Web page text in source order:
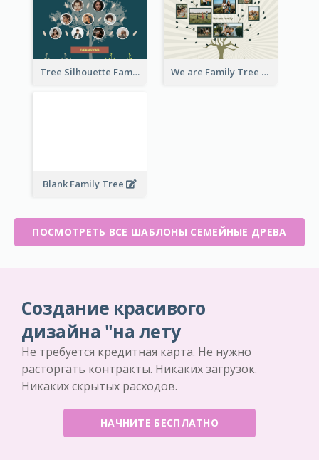
Tree Silhouette Family Tree We are Family Tree
Blank Family Tree
ПОСМОТРЕТЬ ВСЕ ШАБЛОНЫ СЕМЕЙНЫЕ ДРЕВА
Создание красивого
дизайна "на лету
Не требуется кредитная карта. Не нужно
расторгать контракты. Никаких загрузок.
Никаких скрытых расходов.
НАЧНИТЕ БЕСПЛАТНО